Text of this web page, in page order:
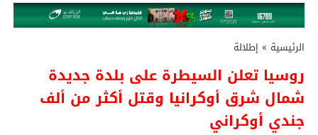
الرئيسية » إطلالة
روسيا تعلن السيطرة على بلدة جديدة
شمال شرق أوكرانيا وقتل أكثر من ألف
جندي أوكراني